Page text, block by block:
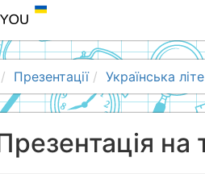
Презентації Українська
на